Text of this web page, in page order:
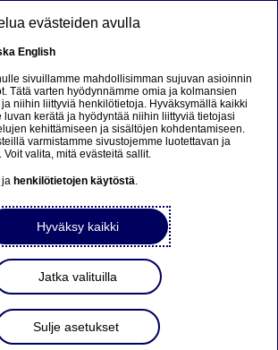
ON
(publ):n liikkeeseenlaskeman Turbo-
on päättynyt kohde-etuuden
Turbo-warrantin knock-out tason.
evästeiden avulla
English
sivuillamme mahdollisimman sujuvan asioinnin
Tätä varten hyödynnämme omia ja kolmansien
niihin liittyviä henkilötietoja. Hyväksymällä kaikki
luvan kerätä ja hyödyntää niihin liittyviä tietojasi
kehittämiseen ja sisältöjen kohdentamiseen.
varmistamme sivustojemme luotettavan ja
valita, mitä evästeitä sallit.
ja henkilötietojen käytöstä.
Hyväksy kaikki
Jatka valituilla
Sulje asetukset